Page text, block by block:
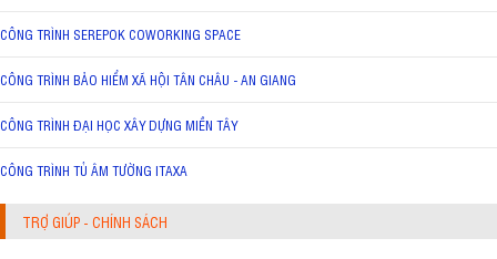
CÔNG TRÌNH SEREPOK COWORKING SPACE
CÔNG TRÌNH BẢO HIỂM XÃ HỘI TÂN CHÂU - AN GIANG
CÔNG TRÌNH ĐẠI HỌC XÂY DỰNG MIỀN TÂY
CÔNG TRÌNH TỦ ÂM TƯỜNG ITAXA
TRỢ GIÚP - CHÍNH SÁCH